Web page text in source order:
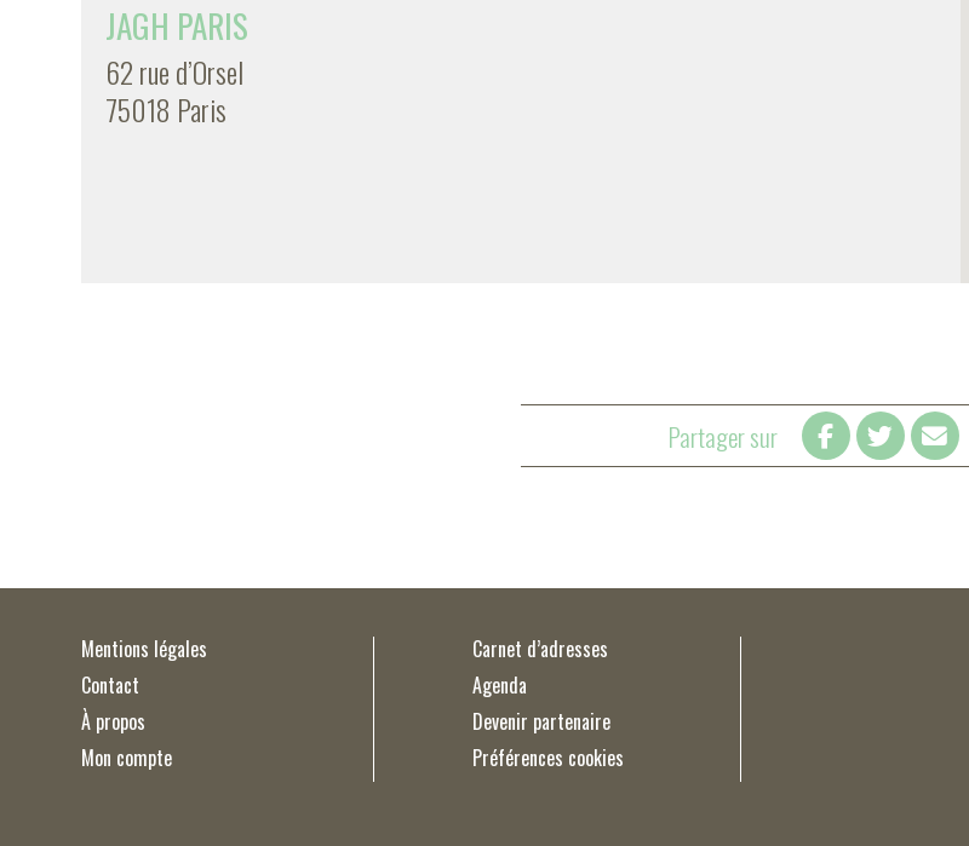
JAGH PARIS
62 rue d’Orsel
75018 Paris
Partager sur
Mentions légales
Contact
À propos
Mon compte
Carnet d’adresses
Agenda
Devenir partenaire
Préférences cookies